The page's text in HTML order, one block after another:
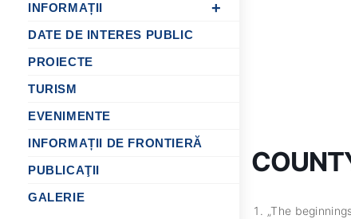
INFORMAȚII
DATE DE INTERES PUBLIC
PROIECTE
TURISM
EVENIMENTE
INFORMAȚII DE FRONTIERĂ
PUBLICAŢII
GALERIE
„The